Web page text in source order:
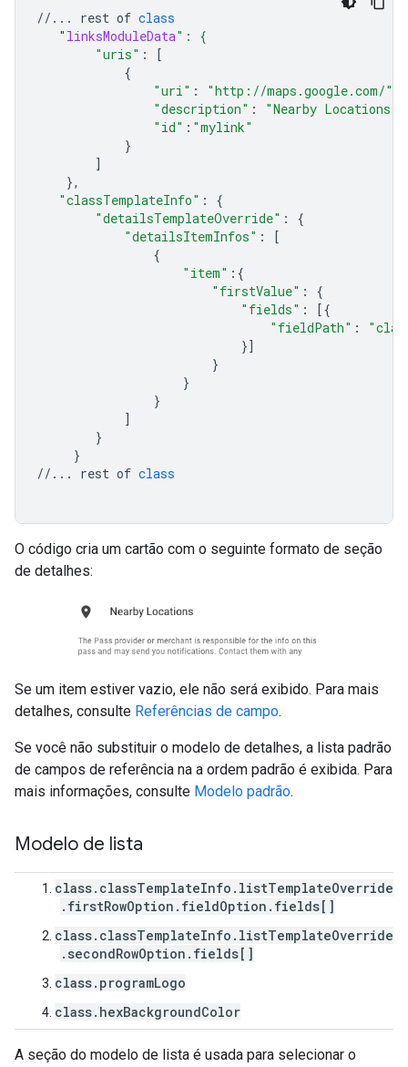
//... rest of class
" linksModuleData": {
"uris" :
[
{
"uri" : "http://maps.google.com/"
"description" : "Nearby Locations"
"id" : "mylink"
}
]
},
"classTemplateInfo" :
{
"detailsTemplateOverride" :
{
"detailsItemInfos" :
[
{
"item" :{
"firstValue" :
{
"fields" :
[{
"fieldPath" :
}]
}
}
}
]
}
}
//...
rest of class
O código cria um cartão com o seguinte formato de seção
de detalhes:
Se um item estiver vazio, ele não será exibido. Para mais
detalhes, consulte Referências de campo.
Se você não substituir o modelo de detalhes, a lista padrão
de campos de referência na a ordem padrão é exibida. Para
mais informações, consulte Modelo padrão.
Modelo de lista
class.classTemplateInfo.listTemplateOverride
.firstRowOption.fieldOption.fields[]
class.classTemplateInfo.listTemplateOverride
.secondRowOption.fields[]
class.programLogo
class.hexBackgroundColor
A seção do modelo de lista é usada para selecionar o